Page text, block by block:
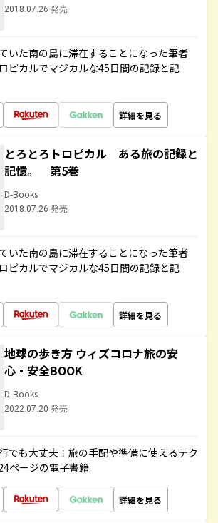
2018.07.26 発売
いた南の島に滞在することになった筆者
ピカルでマジカルな45日間の記録と記
詳細を見る
とろとろトロピカル ある旅の記録と
記憶。 第5巻
D-Books
2018.07.26 発売
いた南の島に滞在することになった筆者
ピカルでマジカルな45日間の記録と記
詳細を見る
地球の歩き方 ウィズコロナ旅の安
心・安全BOOK
D-Books
2022.07.20 発売
でも大丈夫！旅の手配や準備に使えるテク
ページの電子書籍
詳細を見る